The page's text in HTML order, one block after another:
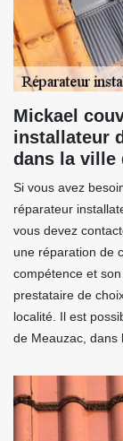
Mickael
installateur
dans la ville
Si vous avez
réparateur
vous devez
une réparation de
compétence et
prestataire de
localité. Il est
de Meauzac, dans